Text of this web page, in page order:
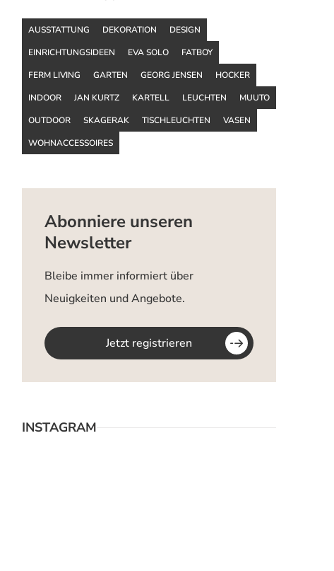
AUSSTATTUNG DEKORATION
DESIGN
EINRICHTUNGSIDEEN
EVA SOLO
FATBOY
FERM LIVING
GARTEN GEORG JENSEN
HOCKER
INDOOR
JAN KURTZ KARTELL LEUCHTEN
MUUTO
OUTDOOR
SKAGERAK TISCHLEUCHTEN
VASEN
WOHNACCESSOIRES
Abonniere unseren
Newsletter
Bleibe immer informiert über
Neuigkeiten und Angebote.
Jetzt registrieren
INSTAGRAM